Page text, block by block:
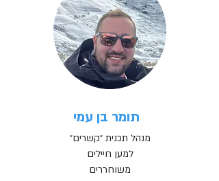
תומר בן עמי
מנהל תכנית ״קשרים״
למען חיילים
משוחררים